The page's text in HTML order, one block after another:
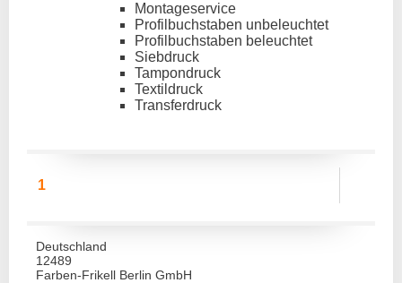
Montageservice
Profilbuchstaben unbeleuchtet
Profilbuchstaben beleuchtet
Siebdruck
Tampondruck
Textildruck
Transferdruck
1
Deutschland
12489
Farben-Frikell Berlin GmbH